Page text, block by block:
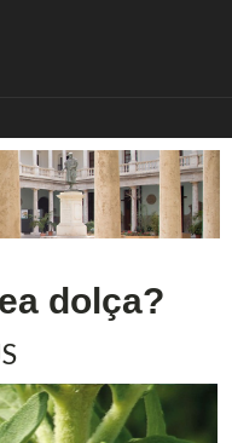
dolça?